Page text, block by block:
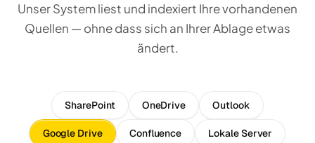
Unser System liest und indexiert Ihre vorhandenen
Quellen — ohne dass sich an Ihrer Ablage etwas
ändert.
SharePoint OneDrive Outlook
Google Drive Confluence Lokale Server